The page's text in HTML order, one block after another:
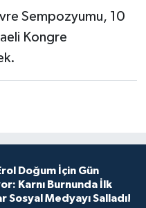
Sempozyumu, 10
Kongre
Doğum İçin Gün
Karnı Burnunda İlk
Sosyal Medyayı Salladı!